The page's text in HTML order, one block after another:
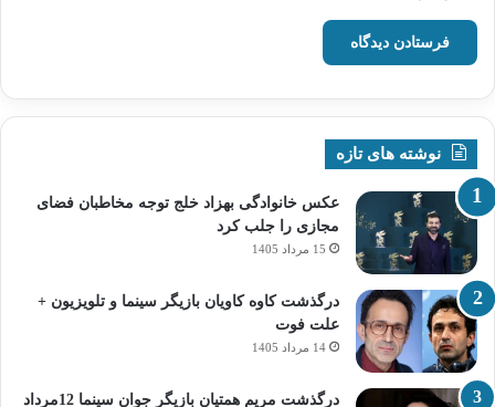
نوشته های تازه
عکس خانوادگی بهزاد خلج توجه مخاطبان فضای
مجازی را جلب کرد
15 مرداد 1405
درگذشت کاوه کاویان بازیگر سینما و تلویزیون +
علت فوت
14 مرداد 1405
درگذشت مریم همتیان بازیگر جوان سینما 12مرداد